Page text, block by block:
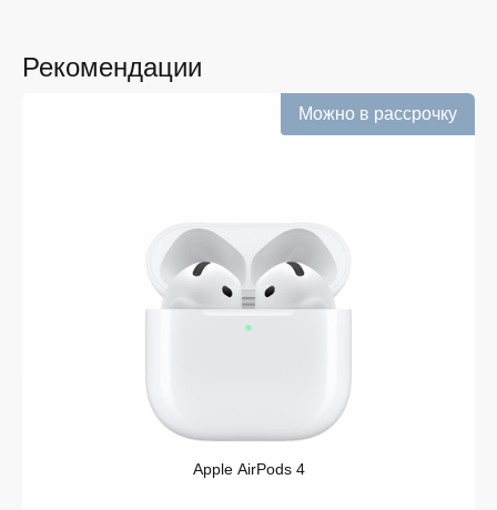
следим за новинками рынка и оперативно
добавляем их в каталог.
Подтверждённое наличие на складе.
Информация о наличии обновляется в режиме
прозрачны и соответствуют итоговой сумме при
оформлении заказа.
Удобная оплата с возможностью оформлять
покупки по всем ассортиментам с рассрочкой.
При необходимости можно уточнить детали по
Курьерская служба работает ежедневно и
доставляет заказы по всему ассортименту
Рекомендации
Можно в рассрочку
Apple AirPods 4